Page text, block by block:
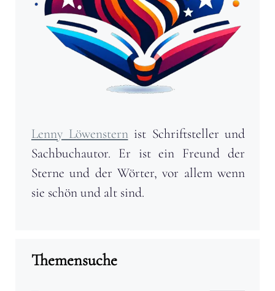
Lenny Löwensternist Schriftsteller und
Sachbuchautor. Er ist ein Freund der
Sterne und der Wörter, vor allem wenn
sie schön und alt sind.
Themensuche